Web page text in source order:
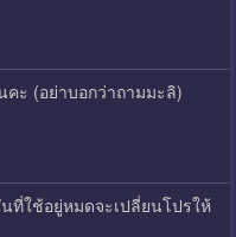
คะ (อย่าบอกว่าถามมะลิ)
ที่ใช้อยู่หมดจะเปลี่ยนโปรให้